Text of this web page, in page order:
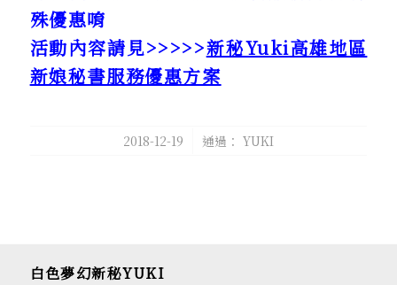
殊優惠唷
活動內容請見>>>>>新秘Yuki高雄地區
新娘秘書服務優惠方案
2018-12-19
/ 通過： YUKI
白色夢幻新秘YUKI